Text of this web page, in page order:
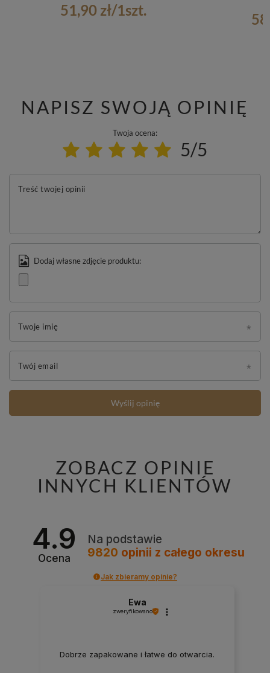
51,90 zł/1szt.
NAPISZ SWOJĄ OPINIĘ
Twoja ocena:
5/5
Treść twojej opinii
Dodaj własne zdjęcie produktu:
Twoje imię
Twój email
Wyślij opinię
ZOBACZ OPINIE
INNYCH KLIENTÓW
4.9
Ocena
Na podstawie
9820 opinii z całego okresu
Jak zbieramy opinie?
Ewa
zweryfikowano
Dobrze zapakowane i łatwe do otwarcia.